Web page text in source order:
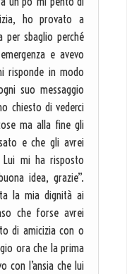
ho provato a
per sbaglio perché
e avevo
risponde in modo
suo messaggio
chiesto di vederci
ma alla fine gli
e che gli avrei
mi ha risposto
idea, grazie”.
la mia dignità ai
che forse avrei
di amicizia con o
ora che la prima
con l’ansia che lui